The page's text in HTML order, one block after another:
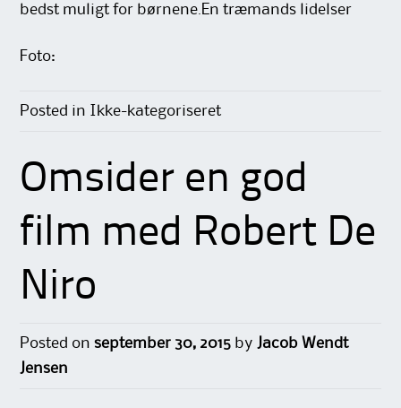
bedst muligt for børnene.En træmands lidelser
Foto:
Posted in Ikke-kategoriseret
Omsider en god
film med Robert De
Niro
Posted onseptember 30, 2015 byJacob Wendt
Jensen